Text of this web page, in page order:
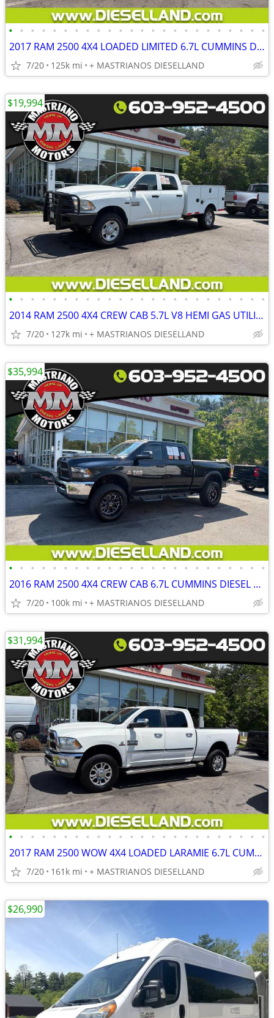
• • • • • • • • • • • • • • • • • • • • • • • •
2017 RAM 2500 4X4 LOADED LIMITED 6.7L CUMMINS DIESEL SHARP TRUCK **FINANCING AVA
7/20 125k mi + MASTRIANOS DIESELLAND
• • • • • • • • • • • • • • • • • • • • • • • •
2014 RAM 2500 4X4 CREW CAB 5.7L V8 HEMI GAS UTILITY BOX SHARP!! **FINANCING AVAI
7/20 127k mi + MASTRIANOS DIESELLAND
$19,994
• • • • • • • • • • • • • • • • • • • • • • • •
2016 RAM 2500 4X4 CREW CAB 6.7L CUMMINS DIESEL SHARP TRUCK!!! **FINANCING AVAILA
7/20 100k mi + MASTRIANOS DIESELLAND
$35,994
• • • • • • • • • • • • • • • • • • • • • • • •
2017 RAM 2500 WOW 4X4 LOADED LARAMIE 6.7L CUMMINS DIESEL!! **FINANCING AVAILABLE
7/20 161k mi + MASTRIANOS DIESELLAND
$31,994
$26,990